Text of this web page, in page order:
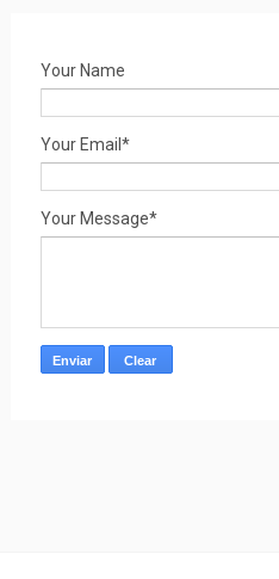
Your Name
Your Email*
Your Message*